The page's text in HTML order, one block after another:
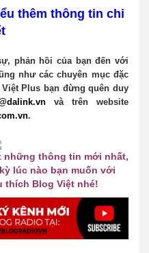
thêm thông tin chi
phản hồi của bạn đến với
như các chuyên mục đặc
Plus bạn đừng quên duy
và trên website
om.vn.
những thông tin mới nhất,
lúc nào bạn muốn với
thích Blog Việt nhé!